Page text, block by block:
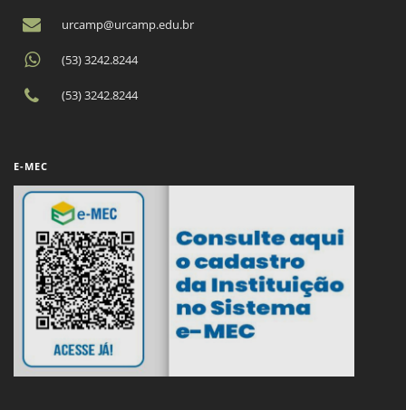
urcamp@urcamp.edu.br
(53) 3242.8244
(53) 3242.8244
E-MEC